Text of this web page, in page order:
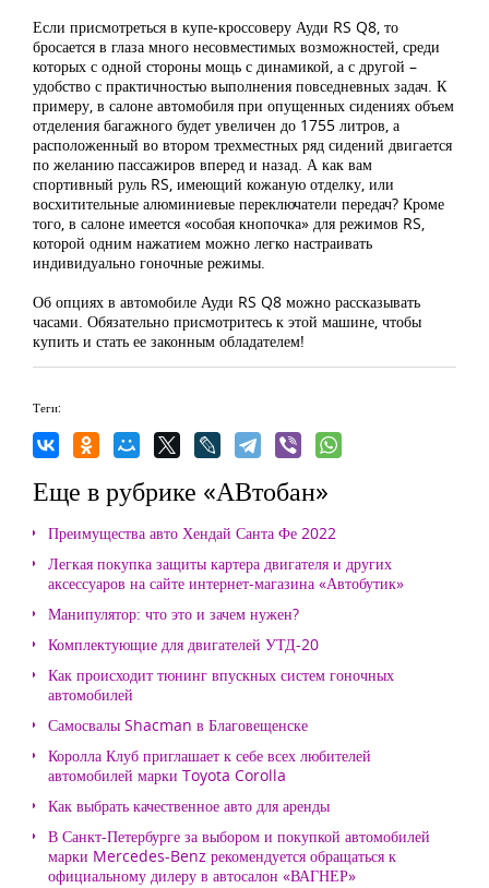
Если присмотреться в купе-кроссоверу Ауди RS Q8, то
бросается в глаза много несовместимых возможностей, среди
которых с одной стороны мощь с динамикой, а с другой ­–
удобство с практичностью выполнения повседневных задач. К
примеру, в салоне автомобиля при опущенных сидениях объем
отделения багажного будет увеличен до 1755 литров, а
расположенный во втором трехместных ряд сидений двигается
по желанию пассажиров вперед и назад. А как вам
спортивный руль RS, имеющий кожаную отделку, или
восхитительные алюминиевые переключатели передач? Кроме
того, в салоне имеется «особая кнопочка» для режимов RS,
которой одним нажатием можно легко настраивать
индивидуально гоночные режимы.
Об опциях в автомобиле Ауди RS Q8 можно рассказывать
часами. Обязательно присмотритесь к этой машине, чтобы
купить и стать ее законным обладателем!
Теги:
Еще в рубрике «АВтобан»
Преимущества авто Хендай Санта Фе 2022
Легкая покупка защиты картера двигателя и других
аксессуаров на сайте интернет-магазина «Автобутик»
Манипулятор: что это и зачем нужен?
Комплектующие для двигателей УТД-20
Как происходит тюнинг впускных систем гоночных
автомобилей
Самосвалы Shacman в Благовещенске
Королла Клуб приглашает к себе всех любителей
автомобилей марки Toyota Corolla
Как выбрать качественное авто для аренды
В Санкт-Петербурге за выбором и покупкой автомобилей
марки Mercedes-Benz рекомендуется обращаться к
официальному дилеру в автосалон «ВАГНЕР»